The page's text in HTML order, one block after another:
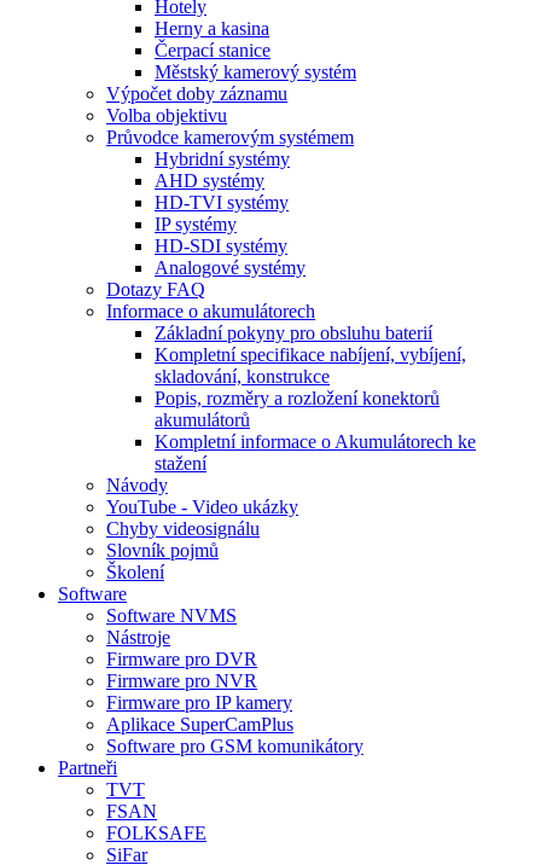
Hotely
Herny a kasina
Čerpací stanice
Městský kamerový systém
Výpočet doby záznamu
Volba objektivu
Průvodce kamerovým systémem
Hybridní systémy
AHD systémy
HD-TVI systémy
IP systémy
HD-SDI systémy
Analogové systémy
Dotazy FAQ
Informace o akumulátorech
Základní pokyny pro obsluhu baterií
Kompletní specifikace nabíjení, vybíjení,
skladování, konstrukce
Popis, rozměry a rozložení konektorů
akumulátorů
Kompletní informace o Akumulátorech ke
stažení
Návody
YouTube - Video ukázky
Chyby videosignálu
Slovník pojmů
Školení
Software
Software NVMS
Nástroje
Firmware pro DVR
Firmware pro NVR
Firmware pro IP kamery
Aplikace SuperCamPlus
Software pro GSM komunikátory
Partneři
TVT
FSAN
FOLKSAFE
SiFar